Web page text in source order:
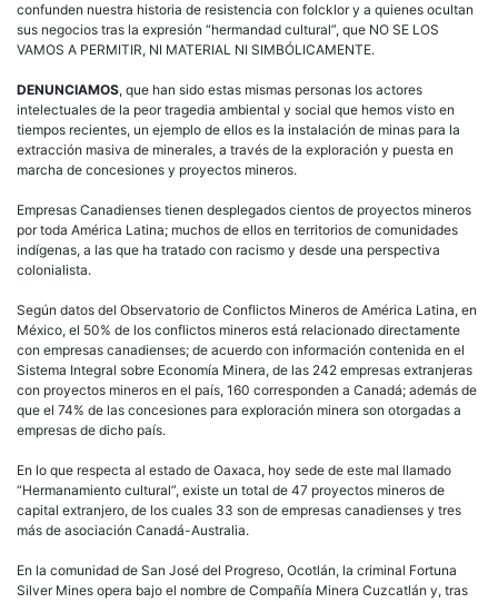
confunden nuestra historia de resistencia con folcklor y a quienes ocultan
sus negocios tras la expresión “hermandad cultural”, que NO SE LOS
VAMOS A PERMITIR, NI MATERIAL NI SIMBÓLICAMENTE.
DENUNCIAMOS, que han sido estas mismas personas los actores
intelectuales de la peor tragedia ambiental y social que hemos visto en
tiempos recientes, un ejemplo de ellos es la instalación de minas para la
extracción masiva de minerales, a través de la exploración y puesta en
marcha de concesiones y proyectos mineros.
Empresas Canadienses tienen desplegados cientos de proyectos mineros
por toda América Latina; muchos de ellos en territorios de comunidades
indígenas, a las que ha tratado con racismo y desde una perspectiva
colonialista.
Según datos del Observatorio de Conflictos Mineros de América Latina, en
México, el 50% de los conflictos mineros está relacionado directamente
con empresas canadienses; de acuerdo con información contenida en el
Sistema Integral sobre Economía Minera, de las 242 empresas extranjeras
con proyectos mineros en el país, 160 corresponden a Canadá; además de
que el 74% de las concesiones para exploración minera son otorgadas a
empresas de dicho país.
En lo que respecta al estado de Oaxaca, hoy sede de este mal llamado
“Hermanamiento cultural”, existe un total de 47 proyectos mineros de
capital extranjero, de los cuales 33 son de empresas canadienses y tres
más de asociación Canadá-Australia.
En la comunidad de San José del Progreso, Ocotlán, la criminal Fortuna
Silver Mines opera bajo el nombre de Compañía Minera Cuzcatlán y, tras